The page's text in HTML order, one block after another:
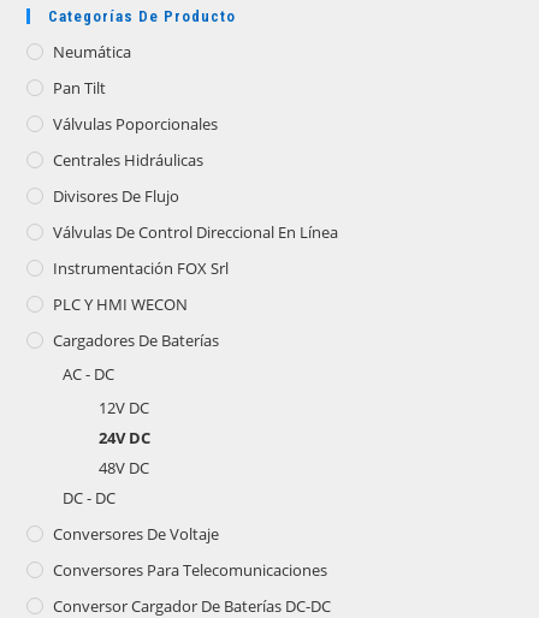
Categorías De Producto
Neumática
Pan Tilt
Válvulas Poporcionales
Centrales Hidráulicas
Divisores De Flujo
Válvulas De Control Direccional En Línea
Instrumentación FOX Srl
PLC Y HMI WECON
Cargadores De Baterías
AC - DC
12V DC
24V DC
48V DC
DC - DC
Conversores De Voltaje
Conversores Para Telecomunicaciones
Conversor Cargador De Baterías DC-DC